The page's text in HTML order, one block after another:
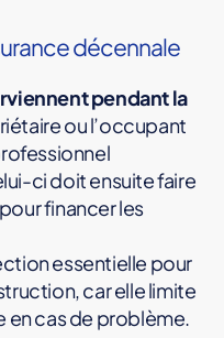
décennale
pendant la
ou l’occupant
ci doit ensuite faire
financer les
essentielle pour
car elle limite
en cas de problème.